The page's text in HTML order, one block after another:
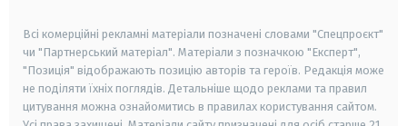
Всі комерційні рекламні матеріали позначені словами "Спецпроєкт"
чи "Партнерський матеріал". Матеріали з позначкою "Експерт",
"Позиція" відображають позицію авторів та героїв. Редакція може
не поділяти їхніх поглядів. Детальніше щодо реклами та правил
цитування можна ознайомитись в правилах користування сайтом.